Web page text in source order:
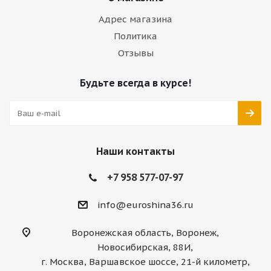
Адрес магазина
Политика
Отзывы
Будьте всегда в курсе!
Наши контакты
+7 958 577-07-97
info@euroshina36.ru
Воронежская область, Воронеж,
Новосибирская, 88И,
г. Москва, Варшавское шоссе, 21-й километр,